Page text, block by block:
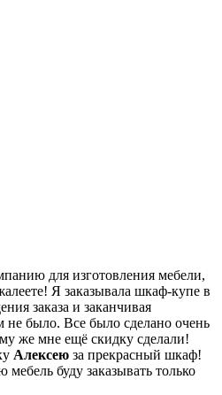
для изготовления мебели,
Я заказывала шкаф-купе в
заказа и заканчивая
было. Все было сделано очень
же мне ещё скидку сделали!
Алексею за прекрасный шкаф!
буду заказывать только